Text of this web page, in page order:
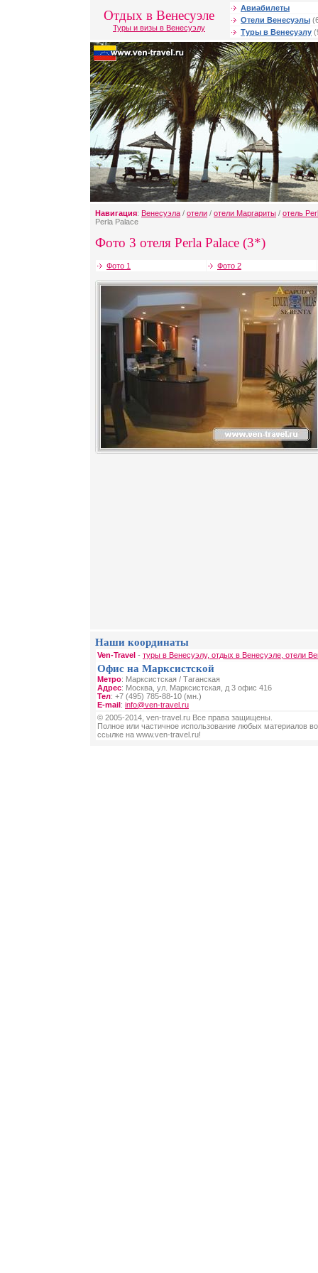
Отдых в Венесуэле
Туры и визы в Венесуэлу
Авиабилеты
Отели Венесуэлы
Туры в Венесуэлу
Навигация: Венесуэла / отели / отели Маргариты / отель
Perla Palace
Фото 3 отеля Perla Palace (3*)
Фото 1 Фото 2
Наши координаты
Ven-Travel - туры в Венесуэлу, отдых в Венесуэле, отели
Офис на Марксистской
Метро: Марксистская / Таганская
Адрес: Москва, ул. Марксистская, д 3 офис 416
Тел: +7 (495) 785-88-10 (мн.)
E-mail: info@ven-travel.ru
© 2005-2014, ven-travel.ru Все права защищены.
Полное или частичное использование любых материалов
ссылке на www.ven-travel.ru!